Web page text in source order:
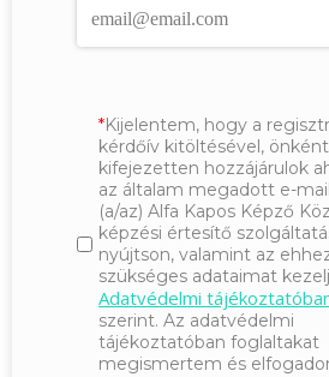
Kijelentem, hogy a
kérdőív kitöltésével,
kifejezetten hozzájárulok
az általam megadott e-
(a/az) Alfa Kapos Képző
képzési értesítő
nyújtson, valamint az
szükséges adataimat
Adatvédelmi
szerint. Az adatvédelmi
tájékoztatóban foglaltakat
megismertem és